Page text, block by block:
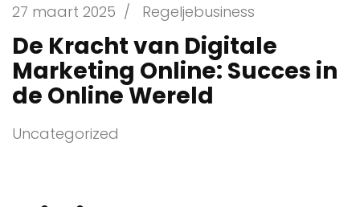
27 maart 2025 / Regeljebusiness
De Kracht van Digitale
Marketing Online: Succes in
de Online Wereld
Uncategorized